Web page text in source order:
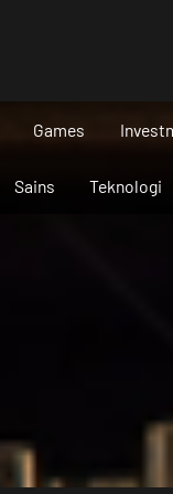
Games
Sains Teknologi